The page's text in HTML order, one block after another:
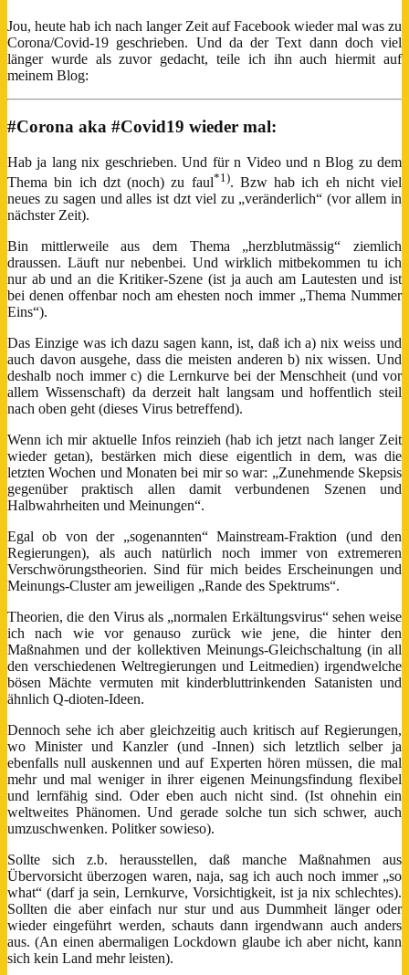
Jou, heute hab ich nach langer Zeit auf Facebook wieder mal was zu
Corona/Covid-19 geschrieben. Und da der Text dann doch viel
länger wurde als zuvor gedacht, teile ich ihn auch hiermit auf
meinem Blog:
#Corona aka #Covid19 wieder mal:
Hab ja lang nix geschrieben. Und für n Video und n Blog zu dem
Thema bin ich dzt (noch) zu faul*1). Bzw hab ich eh nicht viel
neues zu sagen und alles ist dzt viel zu „veränderlich“ (vor allem in
nächster Zeit).
Bin mittlerweile aus dem Thema „herzblutmässig“ ziemlich
draussen. Läuft nur nebenbei. Und wirklich mitbekommen tu ich
nur ab und an die Kritiker-Szene (ist ja auch am Lautesten und ist
bei denen offenbar noch am ehesten noch immer „Thema Nummer
Eins“).
Das Einzige was ich dazu sagen kann, ist, daß ich a) nix weiss und
auch davon ausgehe, dass die meisten anderen b) nix wissen. Und
deshalb noch immer c) die Lernkurve bei der Menschheit (und vor
allem Wissenschaft) da derzeit halt langsam und hoffentlich steil
nach oben geht (dieses Virus betreffend).
Wenn ich mir aktuelle Infos reinzieh (hab ich jetzt nach langer Zeit
wieder getan), bestärken mich diese eigentlich in dem, was die
letzten Wochen und Monaten bei mir so war: „Zunehmende Skepsis
gegenüber praktisch allen damit verbundenen Szenen und
Halbwahrheiten und Meinungen“.
Egal ob von der „sogenannten“ Mainstream-Fraktion (und den
Regierungen), als auch natürlich noch immer von extremeren
Verschwörungstheorien. Sind für mich beides Erscheinungen und
Meinungs-Cluster am jeweiligen „Rande des Spektrums“.
Theorien, die den Virus als „normalen Erkältungsvirus“ sehen weise
ich nach wie vor genauso zurück wie jene, die hinter den
Maßnahmen und der kollektiven Meinungs-Gleichschaltung (in all
den verschiedenen Weltregierungen und Leitmedien) irgendwelche
bösen Mächte vermuten mit kinderbluttrinkenden Satanisten und
ähnlich Q-dioten-Ideen.
Dennoch sehe ich aber gleichzeitig auch kritisch auf Regierungen,
wo Minister und Kanzler (und -Innen) sich letztlich selber ja
ebenfalls null auskennen und auf Experten hören müssen, die mal
mehr und mal weniger in ihrer eigenen Meinungsfindung flexibel
und lernfähig sind. Oder eben auch nicht sind. (Ist ohnehin ein
weltweites Phänomen. Und gerade solche tun sich schwer, auch
umzuschwenken. Politker sowieso).
Sollte sich z.b. herausstellen, daß manche Maßnahmen aus
Übervorsicht überzogen waren, naja, sag ich auch noch immer „so
what“ (darf ja sein, Lernkurve, Vorsichtigkeit, ist ja nix schlechtes).
Sollten die aber einfach nur stur und aus Dummheit länger oder
wieder eingeführt werden, schauts dann irgendwann auch anders
aus. (An einen abermaligen Lockdown glaube ich aber nicht, kann
sich kein Land mehr leisten).